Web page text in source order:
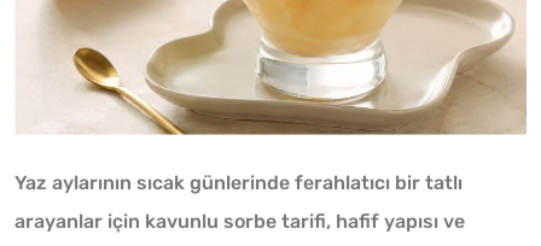
Yaz aylarının sıcak günlerinde ferahlatıcı bir tatlı
arayanlar için kavunlu sorbe tarifi, hafif yapısı ve